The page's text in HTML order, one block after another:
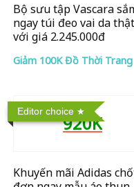
Bộ sưu tập Vascara
ngay túi đeo vai da thật
với giá 2.245.000đ
Giảm 100K Đồ Thời Trang
Editor choice
920K
Khuyến mãi Adidas